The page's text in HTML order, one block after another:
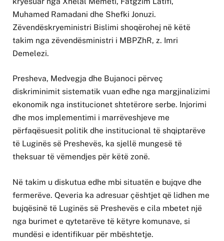
Muhamed Ramadani dhe Shefki Jonuzi.
Zëvendëskryeministri Bislimi shoqërohej në këtë
takim nga zëvendësministri i MBPZhR, z. Imri
Demelezi.
Presheva, Medvegja dhe Bujanoci përveç
diskriminimit sistematik vuan edhe nga margjinalizimi
ekonomik nga institucionet shtetërore serbe. Injorimi
dhe mos implementimi i marrëveshjeve me
përfaqësuesit politik dhe institucional të shqiptarëve
të Luginës së Preshevës, ka sjellë mungesë të
theksuar të vëmendjes për këtë zonë.
Në takim u diskutua edhe mbi situatën e bujqve dhe
fermerëve. Qeveria ka adresuar çështjet që lidhen me
bujqësinë të Luginës së Preshevës e cila mbetet një
nga burimet e qytetarëve të këtyre komunave, si
mundësi e identifikuar për mbështetje.